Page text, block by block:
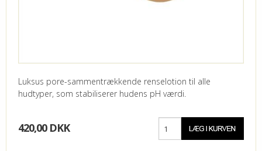
Luksus pore-sammentrækkende renselotion til alle
hudtyper, som stabiliserer hudens pH værdi.
420,00 DKK